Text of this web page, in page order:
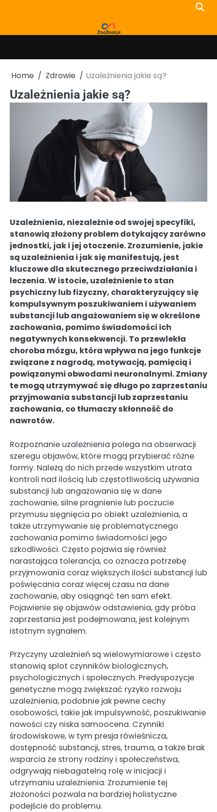
Home Zdrowie Uzależnienia jakie są?
Uzależnienia jakie są?
Uzależnienia, niezależnie od swojej specyfiki,
stanowią złożony problem dotykający zarówno
jednostki, jak i jej otoczenie. Zrozumienie, jakie
są uzależnienia i jak się manifestują, jest
kluczowe dla skutecznego przeciwdziałania i
leczenia. W istocie, uzależnienie to stan
psychiczny lub fizyczny, charakteryzujący się
kompulsywnym poszukiwaniem i używaniem
substancji lub angażowaniem się w określone
zachowania, pomimo świadomości ich
negatywnych konsekwencji. To przewlekła
choroba mózgu, która wpływa na jego funkcje
związane z nagrodą, motywacją, pamięcią i
powiązanymi obwodami neuronalnymi. Zmiany
te mogą utrzymywać się długo po zaprzestaniu
przyjmowania substancji lub zaprzestaniu
zachowania, co tłumaczy skłonność do
nawrotów.
Rozpoznanie uzależnienia polega na obserwacji
szeregu objawów, które mogą przybierać różne
formy. Należą do nich przede wszystkim utrata
kontroli nad ilością lub częstotliwością używania
substancji lub angażowania się w dane
zachowanie, silne pragnienie lub poczucie
przymusu sięgnięcia po obiekt uzależnienia, a
także utrzymywanie się problematycznego
zachowania pomimo świadomości jego
szkodliwości. Często pojawia się również
narastająca tolerancja, co oznacza potrzebę
przyjmowania coraz większych ilości substancji lub
poświęcania coraz więcej czasu na dane
zachowanie, aby osiągnąć ten sam efekt.
Pojawienie się objawów odstawienia, gdy próba
zaprzestania jest podejmowana, jest kolejnym
istotnym sygnałem.
Przyczyny uzależnień są wielowymiarowe i często
stanowią splot czynników biologicznych,
psychologicznych i społecznych. Predyspozycje
genetyczne mogą zwiększać ryzyko rozwoju
uzależnienia, podobnie jak pewne cechy
osobowości, takie jak impulsywność, poszukiwanie
nowości czy niska samoocena. Czynniki
środowiskowe, w tym presja rówieśnicza,
dostępność substancji, stres, trauma, a także brak
wsparcia ze strony rodziny i społeczeństwa,
odgrywają niebagatelną rolę w inicjacji i
utrzymaniu uzależnienia. Zrozumienie tej
złożoności pozwala na bardziej holistyczne
podejście do problemu.